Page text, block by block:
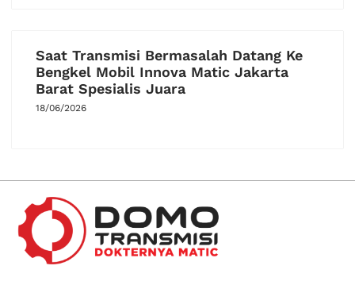
Saat Transmisi Bermasalah Datang Ke
Bengkel Mobil Innova Matic Jakarta
Barat Spesialis Juara
18/06/2026